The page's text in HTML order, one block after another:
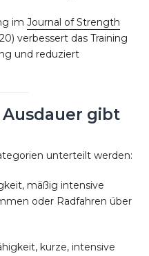
im Journal of Strength
verbessert das Training
und reduziert
gibt
unterteilt werden:
mäßig intensive
oder Radfahren über
kurze, intensive